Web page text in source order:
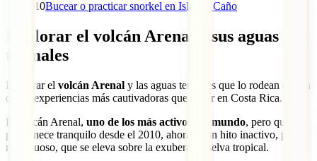
10Bucear o practicar snorkel en Isla del Caño
Explorar el volcán Arenal y sus aguas
termales
Explorar el volcán Arenal y las aguas termales que lo rodean es una
de las experiencias más cautivadoras que hacer en Costa Rica.
El volcán Arenal, uno de los más activos del mundo, pero que
permanece tranquilo desde el 2010, ahora es un hito inactivo, pero
majestuoso, que se eleva sobre la exuberante selva tropical.